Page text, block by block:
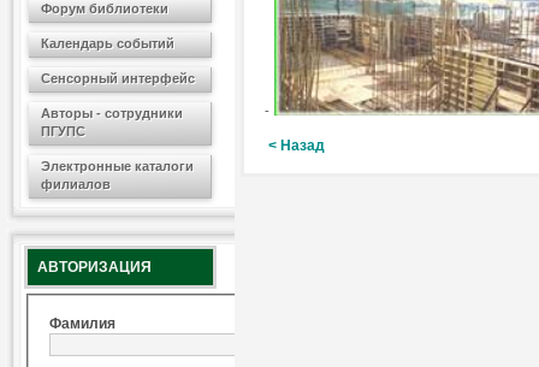
Форум библиотеки
Календарь событий
Сенсорный интерфейс
Авторы - сотрудники
ПГУПС
Электронные каталоги
филиалов
АВТОРИЗАЦИЯ
Фамилия
-
< Назад